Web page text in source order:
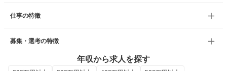
仕事の特徴
募集・選考の特徴
年収から求人を探す